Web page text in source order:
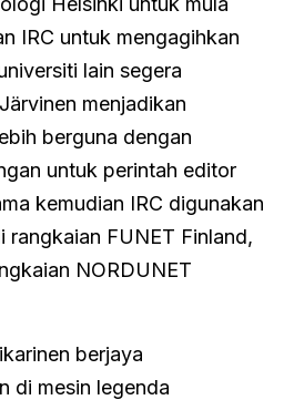
IRC untuk mengagihkan
lain segera
menjadikan
berguna dengan
untuk perintah editor
kemudian IRC digunakan
rangkaian FUNET Finland,
NORDUNET
berjaya
di mesin legenda